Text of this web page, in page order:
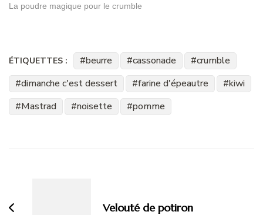
La poudre magique pour le crumble
ÉTIQUETTES : beurre cassonade
crumble
dimanche c'est dessert
farine d'épeautre
kiwi
Mastrad
noisette pomme
Velouté de potiron